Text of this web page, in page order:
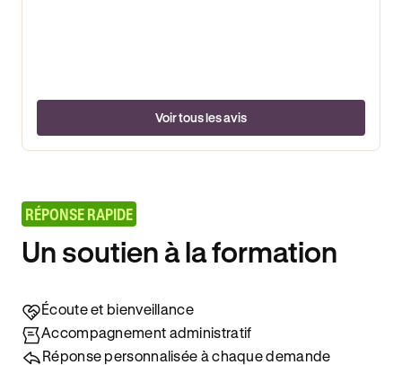
Voir tous les avis
RÉPONSE RAPIDE
Un soutien à la formation
Écoute et bienveillance
Accompagnement administratif
Réponse personnalisée à chaque demande